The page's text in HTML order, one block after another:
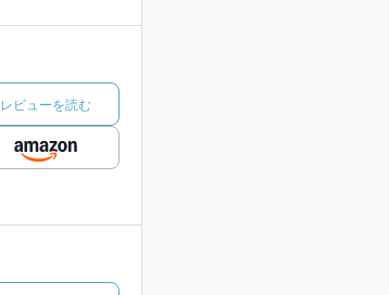
レビューを読む